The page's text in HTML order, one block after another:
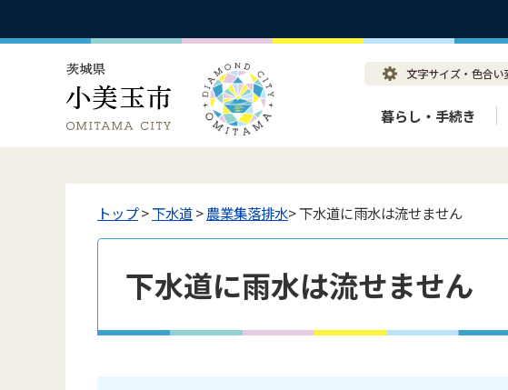
暮らし・手続き
トップ>下水道>農業集落排水> 下水道に雨水は流せません
下水道に雨水は流せません